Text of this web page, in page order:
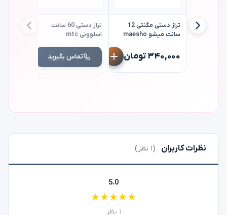
تراز دستی مگنتی 12
سانت میشو maesho
۳۴۰,۰۰۰ تومان
تراز دستی 60 سانت
اسلوونی mtc
تماس بگیرید
نظرات کاربران (۱ نظر)
5.0
★
★
★
★
★
۱ نظر